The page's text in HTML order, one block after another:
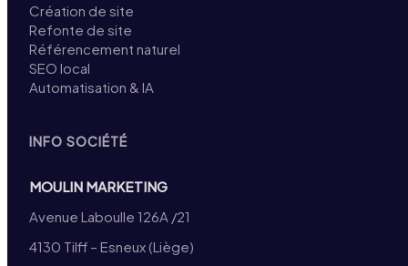
Création de site
Refonte de site
Référencement naturel
SEO local
Automatisation & IA
INFO SOCIÉTÉ
MOULIN MARKETING
Avenue Laboulle 126A /21
4130 Tilff – Esneux (Liège)